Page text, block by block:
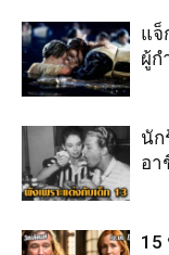
แจ็
ผู้ก
นัก
อา
15